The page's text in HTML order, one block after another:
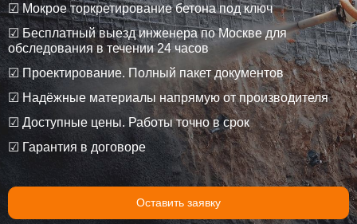
☑ Мокрое торкретирование бетона под ключ
☑ Бесплатный выезд инженера по Москве для
обследования в течении 24 часов
☑ Проектирование. Полный пакет документов
☑ Надёжные материалы напрямую от производителя
☑ Доступные цены. Работы точно в срок
☑ Гарантия в договоре
Оставить заявку